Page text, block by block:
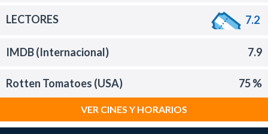
LECTORES 7.2
IMDB (Internacional) 7.9
Rotten Tomatoes (USA) 75 %
VER CINES Y HORARIOS